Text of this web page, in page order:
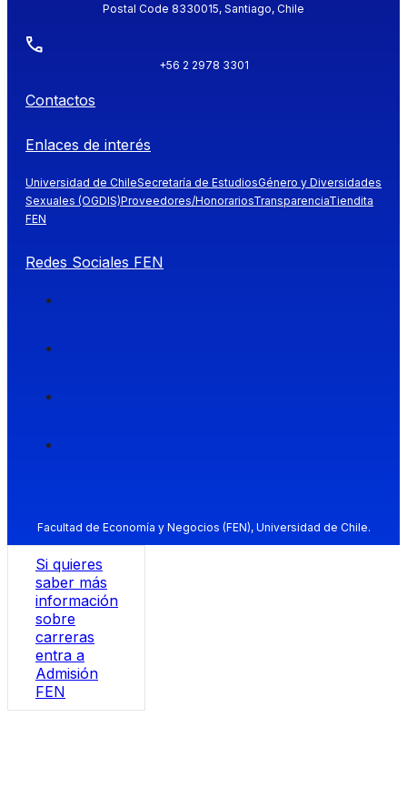
Postal Code 8330015, Santiago, Chile
+56 2 2978 3301
Contactos
Enlaces de interés
Universidad de ChileSecretaría de EstudiosGénero y Diversidades
Sexuales (OGDIS)Proveedores/HonorariosTransparenciaTiendita
FEN
Redes Sociales FEN
Facultad de Economía y Negocios (FEN), Universidad de Chile.
Si quieres
saber más
información
sobre
carreras
entra a
Admisión
FEN